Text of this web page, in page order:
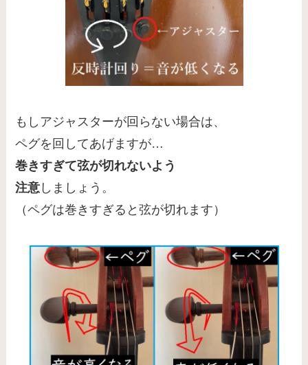
もしアジャスターが回らない場合は、
ペグを回してあげますが…
巻きすぎて弦が切れないよう
注意 しましょう。
（ペグは巻きすぎると弦が切れます）